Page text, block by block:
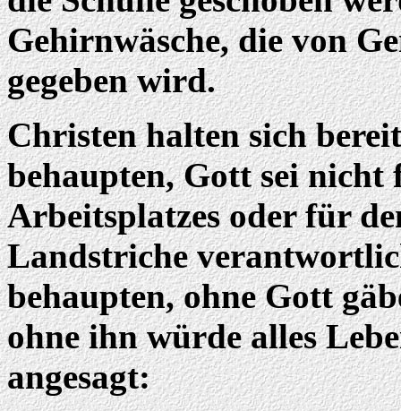
Gehirnwäsche, die von
gegeben wird.
Christen halten sich
behaupten, Gott sei nicht
Arbeitsplatzes oder für
Landstriche
behaupten, ohne Gott
ohne ihn würde alles
angesagt: